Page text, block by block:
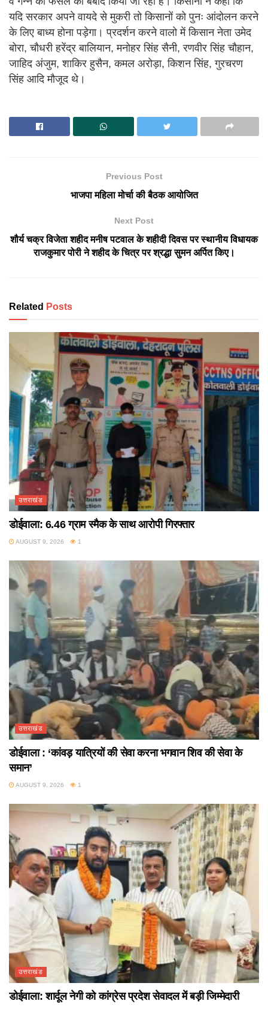
यदि सरकार अपने वायदे से मुकरी तो किसानों को पुनः आंदोलन करने
के लिए बाध्य होना पड़ेगा। प्रदर्शन करने वालो में किसान नेता उमेद
बोरा, चौधरी हरेंद्र बालियान, मनोहर सिंह सैनी, रणवीर सिंह चौहान,
जाहिद अंजुम, शाकिर हुसैन, कमल अरोड़ा, किशन सिंह, गुरचरण
सिंह आदि मौजूद थे।
Previous Post
भाजपा महिला मोर्चा की बैठक आयोजित
Next Post
शौर्य चक्र विजेता शहीद मनीष पटवाल के शहीदी दिवस पर स्थानीय विधायक
राजकुमार पोरी ने शहीद के चित्र पर श्रद्धा सुमन अर्पित किए।
Related Posts
उत्तराखंड
डोईवाला: 6.46 ग्राम स्मैक के साथ आरोपी गिरफ्तार
AUGUST 9, 2026 1
उत्तराखंड
डोईवाला : ‘कांवड़ यात्रियों की सेवा करना भगवान शिव की सेवा के
समान’
AUGUST 9, 2026 1
उत्तराखंड
डोईवाला: शार्दूल नेगी को कांग्रेस प्रदेश सेवादल में बड़ी जिम्मेदारी